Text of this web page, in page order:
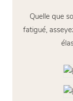
Quelle que
fatigué,